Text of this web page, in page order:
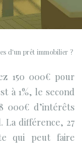
d’un prêt immobilier ?
150 000€ pour
à 1%, le second
000€ d’intérêts
La différence, 27
qui peut faire